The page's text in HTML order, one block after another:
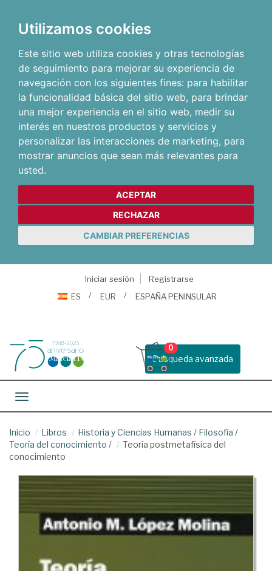
Utilizamos cookies
Este sitio web utiliza cookies y otras tecnologías
de seguimiento para mejorar su experiencia de
navegación con los siguientes fines: para habilitar
la funcionalidad básica del sitio web, para brindar
una mejor experiencia en el sitio web, medir su
interés en nuestros productos y servicios y
personalizar las interacciones de marketing, para
mostrar anuncios que sean más relevantes para
usted.
ACEPTAR
RECHAZAR
CAMBIAR PREFERENCIAS
Iniciar sesión
Registrarse
ES
EUR ESPAÑA PENINSULAR
Busqueda avanzada
0
Toggle navigation
Inicio Libros Historia y Ciencias Humanas / Filosofía /
Teoría del conocimiento /
Teoría postmetafísica del
conocimiento